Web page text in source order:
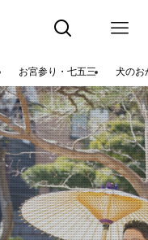
お宮参り・七五三 犬のお